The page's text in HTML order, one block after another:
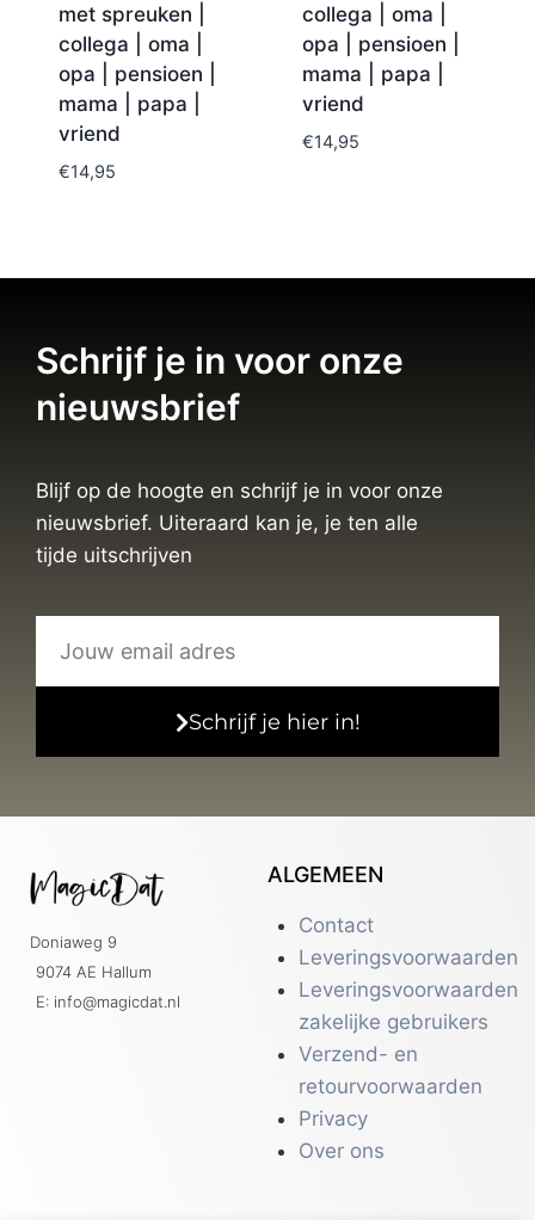
met spreuken |
collega | oma |
opa | pensioen |
mama | papa |
vriend
€14,95
collega | oma |
opa | pensioen |
mama | papa |
vriend
€14,95
Schrijf je in voor onze
nieuwsbrief
Blijf op de hoogte en schrijf je in voor onze
nieuwsbrief. Uiteraard kan je, je ten alle
tijde uitschrijven
Schrijf je hier in!
Doniaweg 9
9074 AE Hallum
E: info@magicdat.nl
ALGEMEEN
Contact
Leveringsvoorwaarden
Leveringsvoorwaarden
zakelijke gebruikers
Verzend- en
retourvoorwaarden
Privacy
Over ons